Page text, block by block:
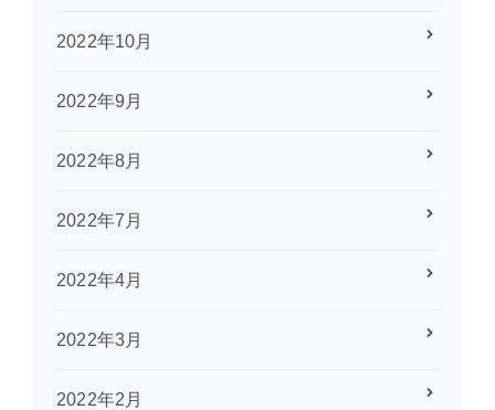
2022年10月
2022年9月
2022年8月
2022年7月
2022年4月
2022年3月
2022年2月